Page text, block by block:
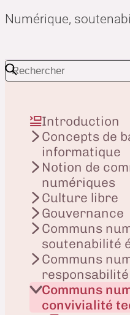
Numérique,
Introduction
Concepts de
informatique
Notion de
numériques
Culture libre
Gouvernance
Communs
soutenabilité
Communs
Communs
convivialité